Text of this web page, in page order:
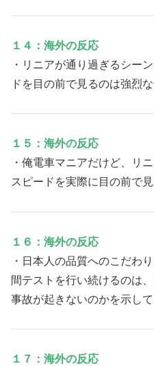
１４：海外の反応
・リニアが通り過ぎるシー
ドを目の前で見るのは強烈
１５：海外の反応
・俺電車マニアだけど、リ
スピードを実際に目の前で
１６：海外の反応
・日本人の品質へのこだわ
間テストを行い続けるのは
事故が起きないのかを示して
１７：海外の反応